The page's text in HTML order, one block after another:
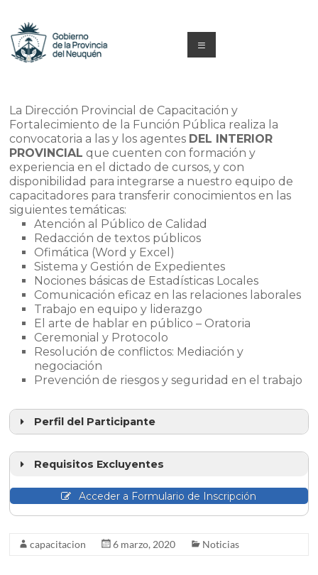
contenido
y
Formación
Neuquén
Menú
La Dirección Provincial de Capacitación y
Fortalecimiento de la Función Pública realiza la
convocatoria a las y los agentes DEL INTERIOR
PROVINCIAL que cuenten con formación y
experiencia en el dictado de cursos, y con
disponibilidad para integrarse a nuestro equipo de
capacitadores para transferir conocimientos en las
siguientes temáticas:
Atención al Público de Calidad
Redacción de textos públicos
Ofimática (Word y Excel)
Sistema y Gestión de Expedientes
Nociones básicas de Estadísticas Locales
Comunicación eficaz en las relaciones laborales
Trabajo en equipo y liderazgo
El arte de hablar en público – Oratoria
Ceremonial y Protocolo
Resolución de conflictos: Mediación y
negociación
Prevención de riesgos y seguridad en el trabajo
Perfil del Participante
Requisitos Excluyentes
Acceder a Formulario de Inscripción
capacitacion 6 marzo, 2020 Noticias